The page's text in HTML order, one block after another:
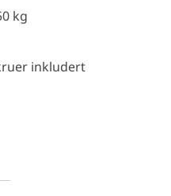
kg
inkludert